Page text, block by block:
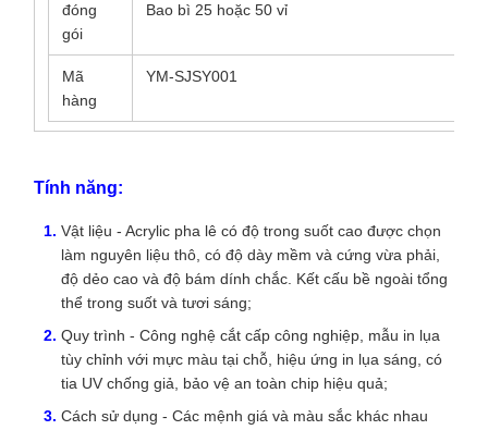
đóng
gói
Bao bì 25 hoặc 50 vỉ
Mã
hàng
YM-SJSY001
Tính năng:
Vật liệu - Acrylic pha lê có độ trong suốt cao được chọn
làm nguyên liệu thô, có độ dày mềm và cứng vừa phải,
độ dẻo cao và độ bám dính chắc. Kết cấu bề ngoài tổng
thể trong suốt và tươi sáng;
Quy trình - Công nghệ cắt cấp công nghiệp, mẫu in lụa
tùy chỉnh với mực màu tại chỗ, hiệu ứng in lụa sáng, có
tia UV chống giả, bảo vệ an toàn chip hiệu quả;
Cách sử dụng - Các mệnh giá và màu sắc khác nhau